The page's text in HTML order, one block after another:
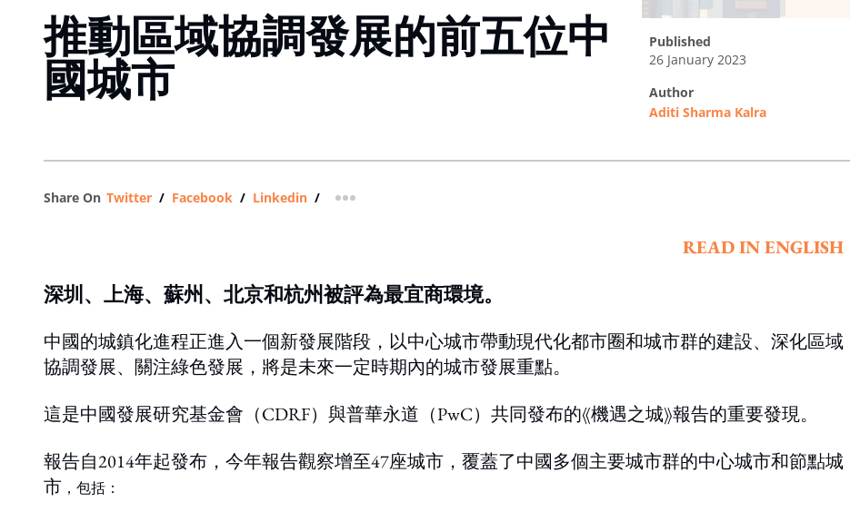
推動區域協調發展的前五位中
國城市
published
26 January 2023
author
Aditi Sharma Kalra
Share On Twitter / Facebook / Linkedin / more sharing option
READ IN ENGLISH
深圳、上海、蘇州、北京和杭州被評為最宜商環境。
中國的城鎮化進程正進入一個新發展階段，以中心城市帶動現代化都市圈和城市群的建設、深化區域
協調發展、關注綠色發展，將是未來一定時期內的城市發展重點。
這是中國發展研究基金會（CDRF）與普華永道（PwC）共同發布的《機遇之城》報告的重要發現。
報告自2014年起發布，今年報告觀察增至47座城市，覆蓋了中國多個主要城市群的中心城市和節點城
市 ，包括：